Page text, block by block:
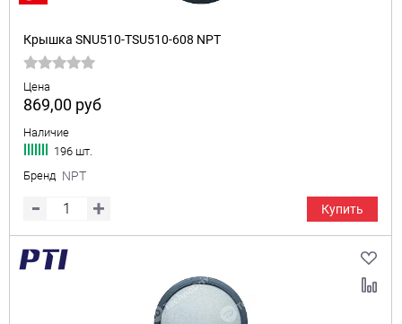
Крышка SNU510-TSU510-608 NPT
Цена
869,00 руб
Наличие
196 шт.
Бренд NPT
Купить